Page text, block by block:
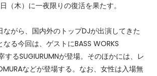
（木）に一夜限りの復活を果たす。
がら、国内外のトップDJが出演してきた
る今回は、ゲストにBASS WORKS
するSUGIURUMNが登場。そのほかには、レ
などが登場する。なお、女性は入場無